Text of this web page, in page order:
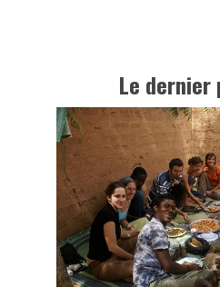
Le dernier